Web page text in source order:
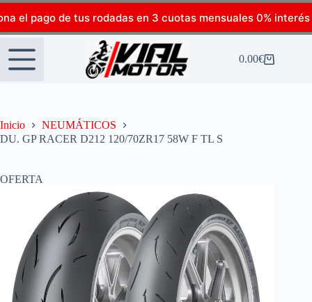
el pago de tus rodadas en 3 cuotas mensuales 0% interés
0.00€
Inicio
NEUMÁTICOS
DU. GP RACER D212 120/70ZR17 58W F TL S
OFERTA